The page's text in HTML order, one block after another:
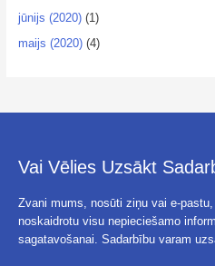
jūnijs (2020)(1)
maijs (2020)(4)
Vai Vēlies Uzsākt
Zvani mums, nosūti ziņu vai e-
noskaidrotu visu nepieciešamo
sagatavošanai. Sadarbību varam